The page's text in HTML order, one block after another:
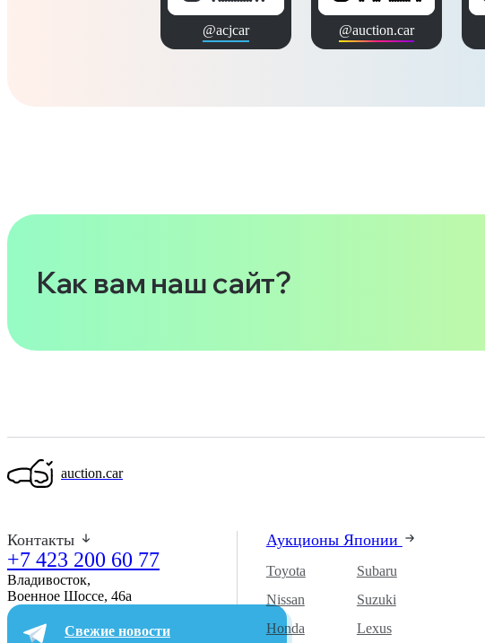
@acjcar @auction.car
Как вам наш сайт?
auction.car
Контакты
+7 423 200 60 77
Владивосток,
Военное Шоссе, 46а​
Свежие новости
Аукционы Японии
Toyota
Nissan
Honda
Subaru
Suzuki
Lexus